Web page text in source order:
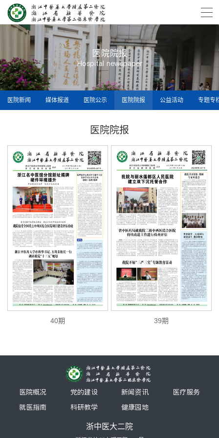
医院院报
Hospital newspaper
医院新闻 媒体报道 医院公示 医院院报 公益活动 专题专
医院院报
40期 39期
医院概况 党的建设 新闻资讯
医疗服务
就医指南
科研教学 健康园地
浙中医大二院